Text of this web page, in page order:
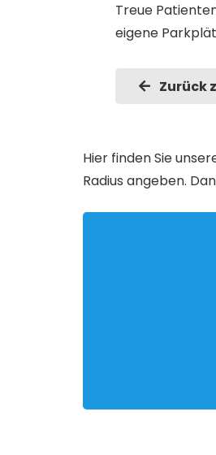
Treue
eigene
Zurück
Hier finden Sie
Radius angeben.